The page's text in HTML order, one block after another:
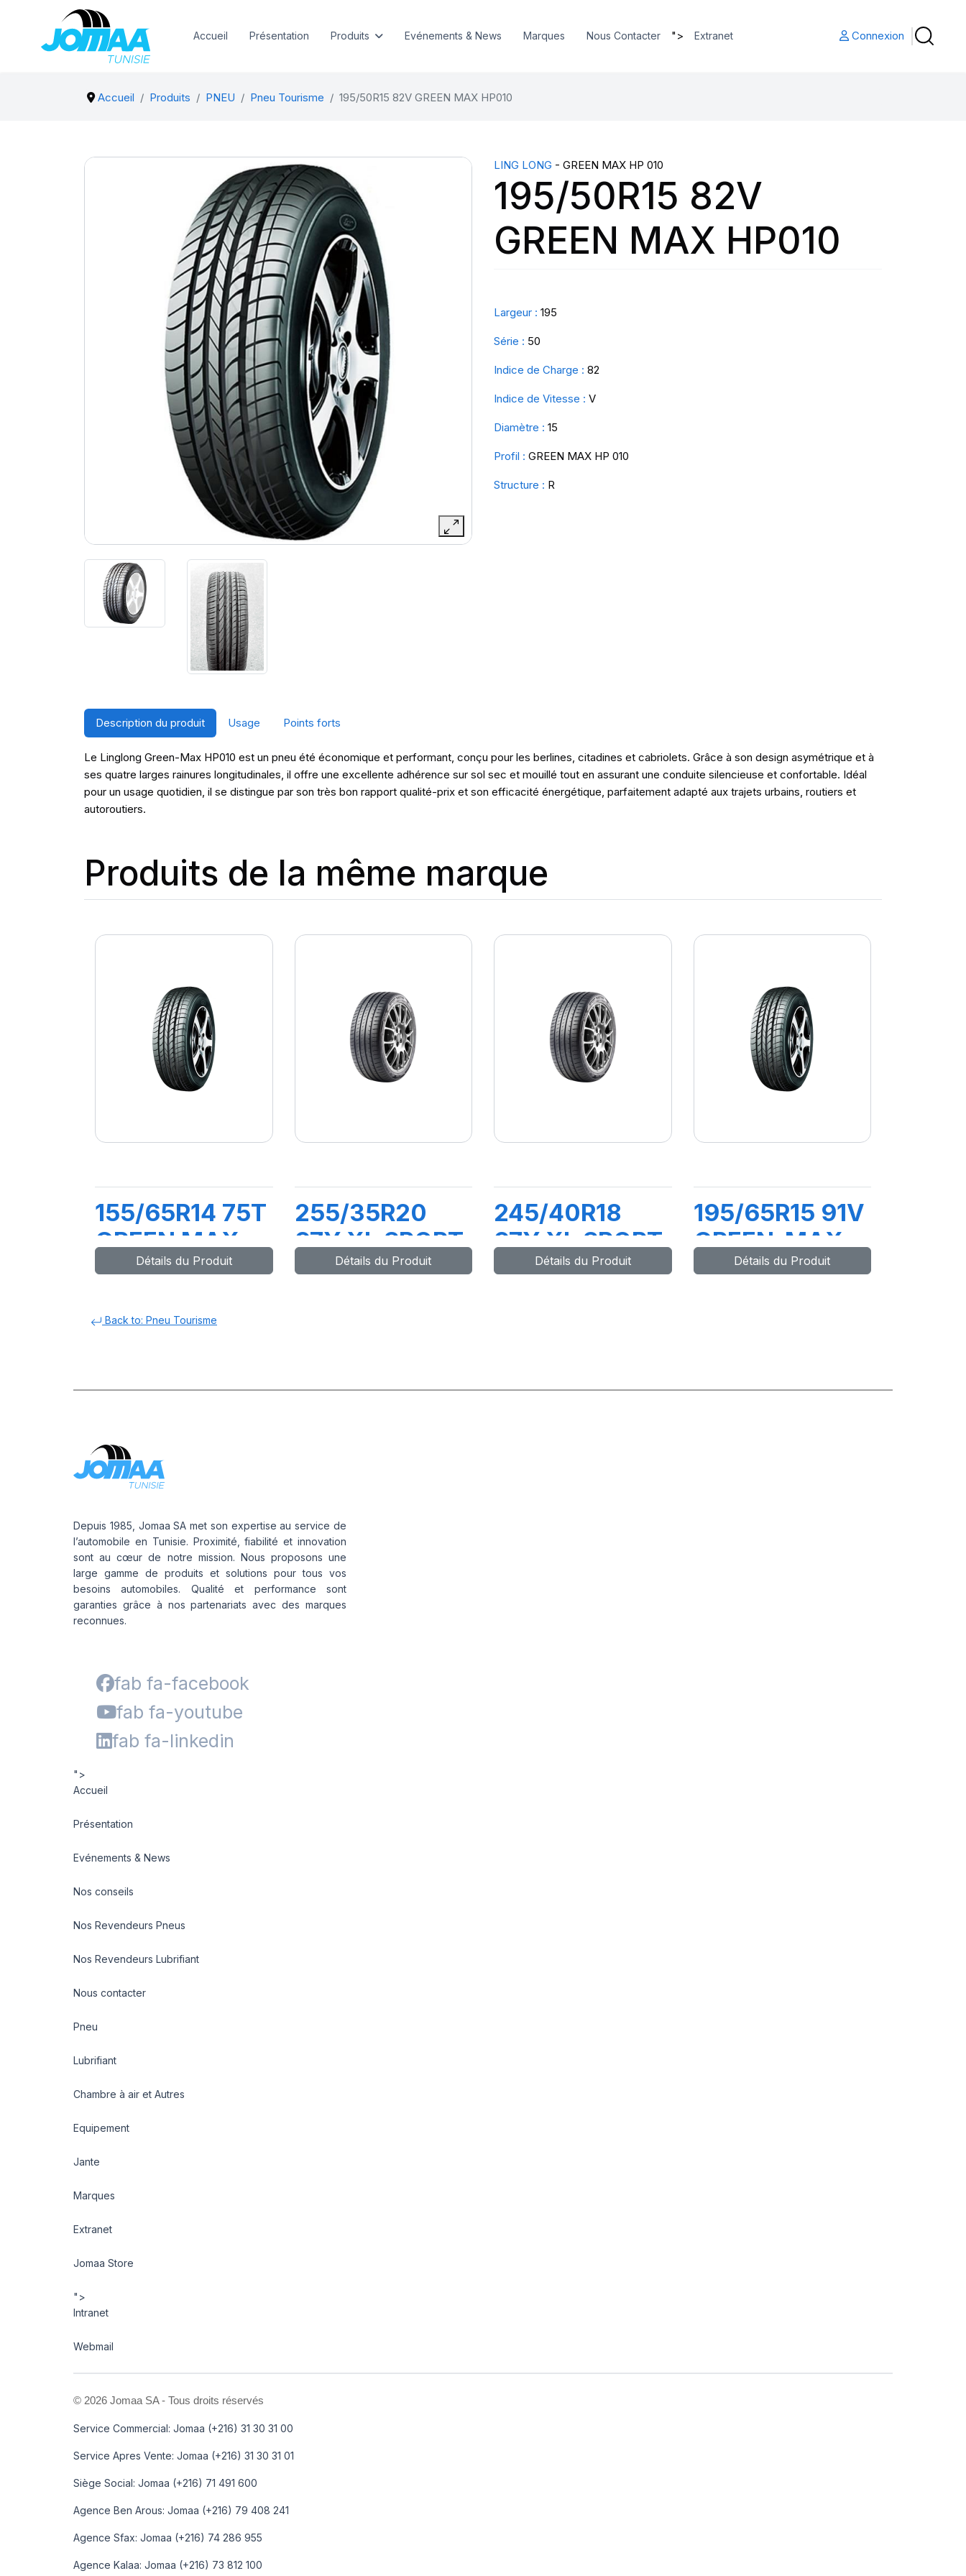
Accueil Présentation Produits Evénements & News Marques Nous Contacter "> Extranet Connexion
Accueil Produits PNEU Pneu Tourisme 195/50R15 82V GREEN MAX HP010
LING LONG - GREEN MAX HP 010
195/50R15 82V
GREEN MAX HP010
Largeur : 195
Série : 50
Indice de Charge : 82
Indice de Vitesse : V
Diamètre : 15
Profil : GREEN MAX HP 010
Structure : R
Description du produit Usage Points forts
Le Linglong Green-Max HP010 est un pneu été économique et performant, conçu pour les berlines, citadines et cabriolets. Grâce à son design asymétrique et à
ses quatre larges rainures longitudinales, il offre une excellente adhérence sur sol sec et mouillé tout en assurant une conduite silencieuse et confortable. Idéal
pour un usage quotidien, il se distingue par son très bon rapport qualité-prix et son efficacité énergétique, parfaitement adapté aux trajets urbains, routiers et
autoroutiers.
Produits de la même marque
155/65R14 75T
GREEN MAX
ET
Détails du Produit
255/35R20
97Y XL SPORT
MASTER
Détails du Produit
245/40R18
97Y XL SPORT
MASTER
Détails du Produit
195/65R15 91V
GREEN-MAX
HP010Détails du Produit
Back to: Pneu Tourisme
Depuis 1985, Jomaa SA met son expertise au service de
l’automobile en Tunisie. Proximité, fiabilité et innovation
sont au cœur de notre mission. Nous proposons une
large gamme de produits et solutions pour tous vos
besoins automobiles. Qualité et performance sont
garanties grâce à nos partenariats avec des marques
reconnues.
fab fa-facebook
fab fa-youtube
fab fa-linkedin
">
Accueil
Présentation
Evénements & News
Nos conseils
Nos Revendeurs Pneus
Nos Revendeurs Lubrifiant
Nous contacter
Pneu
Lubrifiant
Chambre à air et Autres
Equipement
Jante
Marques
Extranet
Jomaa Store
">
Intranet
Webmail
© 2026 Jomaa SA - Tous droits réservés
Service Commercial: Jomaa (+216) 31 30 31 00
Service Apres Vente: Jomaa (+216) 31 30 31 01
Siège Social: Jomaa (+216) 71 491 600
Agence Ben Arous: Jomaa (+216) 79 408 241
Agence Sfax: Jomaa (+216) 74 286 955
Agence Kalaa: Jomaa (+216) 73 812 100